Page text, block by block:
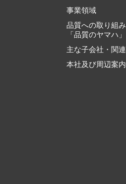
事業領域
品質への取り組み
「品質のヤマハ」
主な子会社・関
本社及び周辺案内